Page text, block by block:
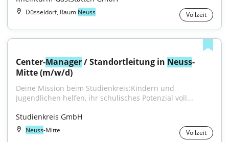
Düsseldorf, Raum Neuss Vollzeit
Center-Manager / Standortleitung in Neuss-
Mitte (m/w/d)
Deine Mission beim Studienkreis:Kindern und
Jugendlichen helfen, ihr schulisches Potenzial voll...
Studienkreis GmbH
Neuss-Mitte Vollzeit